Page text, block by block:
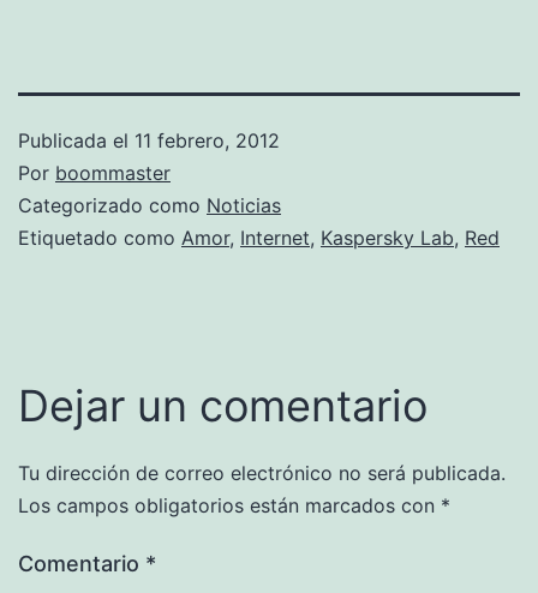
Publicada el 11 febrero, 2012
Por boommaster
Categorizado como Noticias
Etiquetado como Amor, Internet, Kaspersky Lab, Red
Dejar un comentario
Tu dirección de correo electrónico no será publicada.
Los campos obligatorios están marcados con *
Comentario *